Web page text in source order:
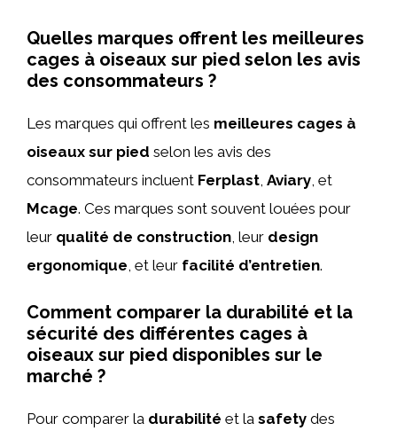
Quelles marques offrent les meilleures
cages à oiseaux sur pied selon les avis
des consommateurs ?
Les marques qui offrent les meilleures cages à
oiseaux sur pied selon les avis des
consommateurs incluent Ferplast Aviary , et
Mcage. Ces marques sont souvent louées pour
leur qualité de construction , leur design
ergonomique , et leur facilité d’entretien.
Comment comparer la durabilité et la
sécurité des différentes cages à
oiseaux sur pied disponibles sur le
marché ?
Pour comparer la durabilité et la safety des